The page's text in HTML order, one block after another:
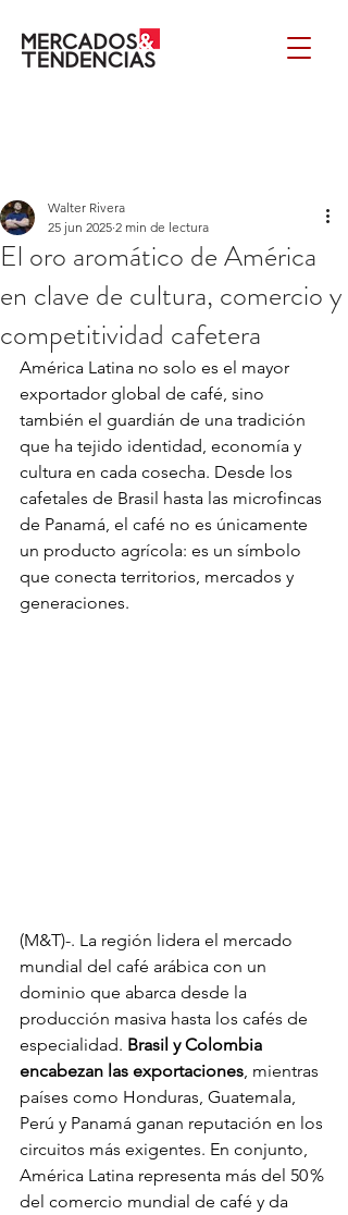
El oro aromático de América
en clave de cultura, comercio y
competitividad cafetera
Walter Rivera
25 jun 2025 2 min de lectura
América Latina no solo es el mayor
exportador global de café, sino
también el guardián de una tradición
que ha tejido identidad, economía y
cultura en cada cosecha. Desde los
cafetales de Brasil hasta las microfincas
de Panamá, el café no es únicamente
un producto agrícola: es un símbolo
que conecta territorios, mercados y
generaciones.
(M&T)-. La región lidera el mercado
mundial del café arábica con un
dominio que abarca desde la
producción masiva hasta los cafés de
especialidad. Brasil y Colombia
encabezan las exportaciones, mientras
países como Honduras, Guatemala,
Perú y Panamá ganan reputación en los
circuitos más exigentes. En conjunto,
América Latina representa más del 50 %
del comercio mundial de café y da